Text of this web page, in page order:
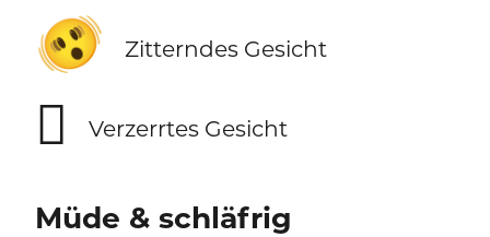
🫨 Zitterndes Gesicht
🫪 Verzerrtes Gesicht
Müde & schläfrig